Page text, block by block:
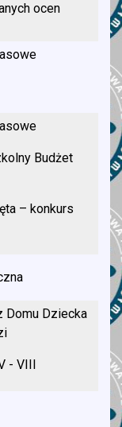
ocen
Budżet
– konkurs
Domu Dziecka
- VIII